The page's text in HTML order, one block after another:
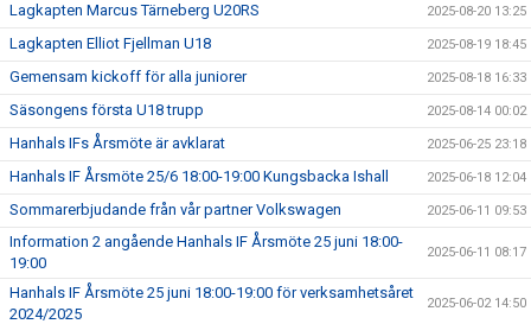
Lagkapten Marcus Tärneberg U20RS 2025-08-20 13:25
Lagkapten Elliot Fjellman U18 2025-08-19 18:45
Gemensam kickoff för alla juniorer 2025-08-18 16:33
Säsongens första U18 trupp 2025-08-14 00:02
Hanhals IFs Årsmöte är avklarat 2025-06-25 23:18
Hanhals IF Årsmöte 25/6 18:00-19:00 Kungsbacka Ishall 2025-06-18 12:04
Sommarerbjudande från vår partner Volkswagen 2025-06-11 09:53
Information 2 angående Hanhals IF Årsmöte 25 juni 18:00-
19:00
2025-06-11 08:17
Hanhals IF Årsmöte 25 juni 18:00-19:00 för verksamhetsåret
2024/2025
2025-06-02 14:50